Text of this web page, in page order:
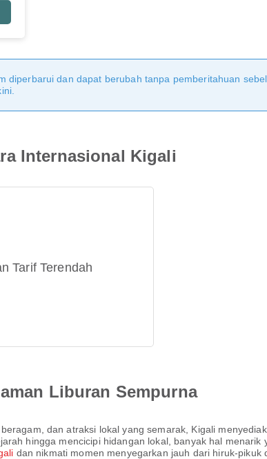
diperbarui dan dapat berubah tanpa pemberitahuan
Internasional Kigali
Tarif Terendah
Liburan Sempurna
dan atraksi lokal yang semarak, Kigali
hingga mencicipi hidangan lokal, banyak hal menarik
dan nikmati momen menyegarkan jauh dari hiruk-pikuk